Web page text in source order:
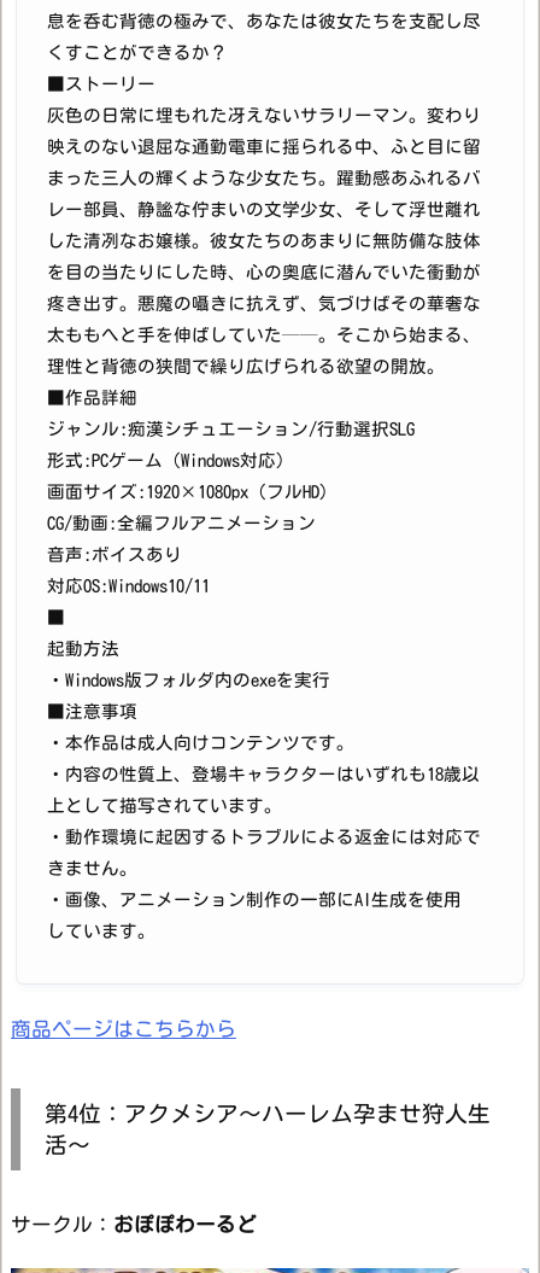
息を呑む背徳の極みで、あなたは彼女たちを支配し尽
くすことができるか？
■ストーリー
灰色の日常に埋もれた冴えないサラリーマン。変わり
映えのない退屈な通勤電車に揺られる中、ふと目に留
まった三人の輝くような少女たち。躍動感あふれるバ
レー部員、静謐な佇まいの文学少女、そして浮世離れ
した清冽なお嬢様。彼女たちのあまりに無防備な肢体
を目の当たりにした時、心の奥底に潜んでいた衝動が
疼き出す。悪魔の囁きに抗えず、気づけばその華奢な
太ももへと手を伸ばしていた──。そこから始まる、
理性と背徳の狭間で繰り広げられる欲望の開放。
■作品詳細
ジャンル:痴漢シチュエーション/行動選択SLG
形式:PCゲーム（Windows対応）
画面サイズ:1920×1080px（フルHD）
CG/動画:全編フルアニメーション
音声:ボイスあり
対応OS:Windows10/11
起動方法
・Windows版フォルダ内のexeを実行
■注意事項
・本作品は成人向けコンテンツです。
・内容の性質上、登場キャラクターはいずれも18歳以
上として描写されています。
・動作環境に起因するトラブルによる返金には対応で
きません。
・画像、アニメーション制作の一部にAI生成を使用
しています。
商品ページはこちらから
第4位：アクメシア〜ハーレム孕ませ狩人生
活〜
サークル： おぽぽわーるど